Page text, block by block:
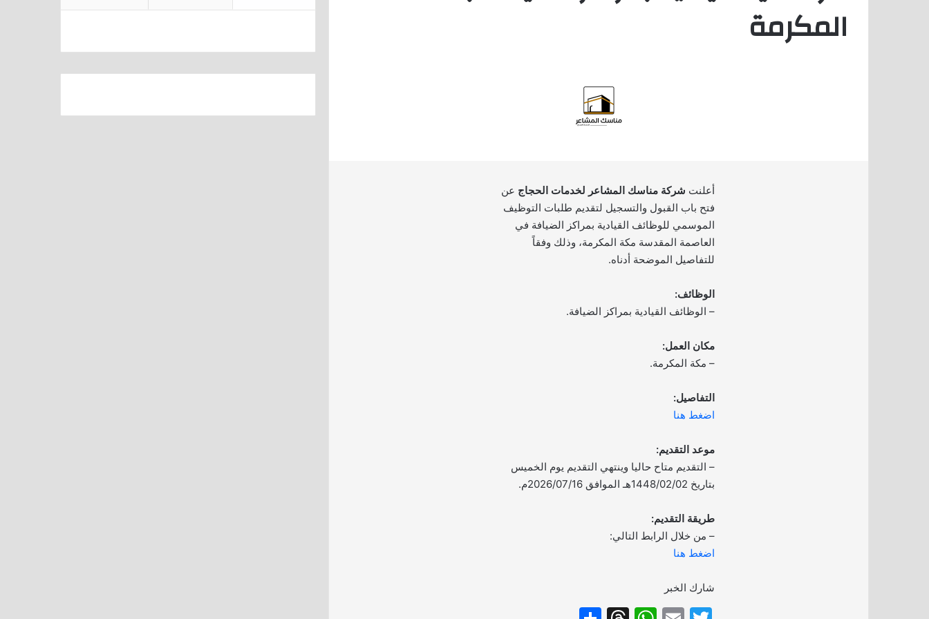
المكرمة
أعلنت شركة مناسك المشاعر لخدمات الحجاج عن
فتح باب القبول والتسجيل لتقديم طلبات التوظيف
الموسمي للوظائف القيادية بمراكز الضيافة في
العاصمة المقدسة مكة المكرمة، وذلك وفقاً
للتفاصيل الموضحة أدناه.
الوظائف:
– الوظائف القيادية بمراكز الضيافة.
مكان العمل:
– مكة المكرمة.
التفاصيل:
اضغط هنا
موعد التقديم:
– التقديم متاح حاليا وينتهي التقديم يوم الخميس
بتاريخ 1448/02/02هـ الموافق 2026/07/16م.
طريقة التقديم:
– من خلال الرابط التالي:
اضغط هنا
شارك الخبر